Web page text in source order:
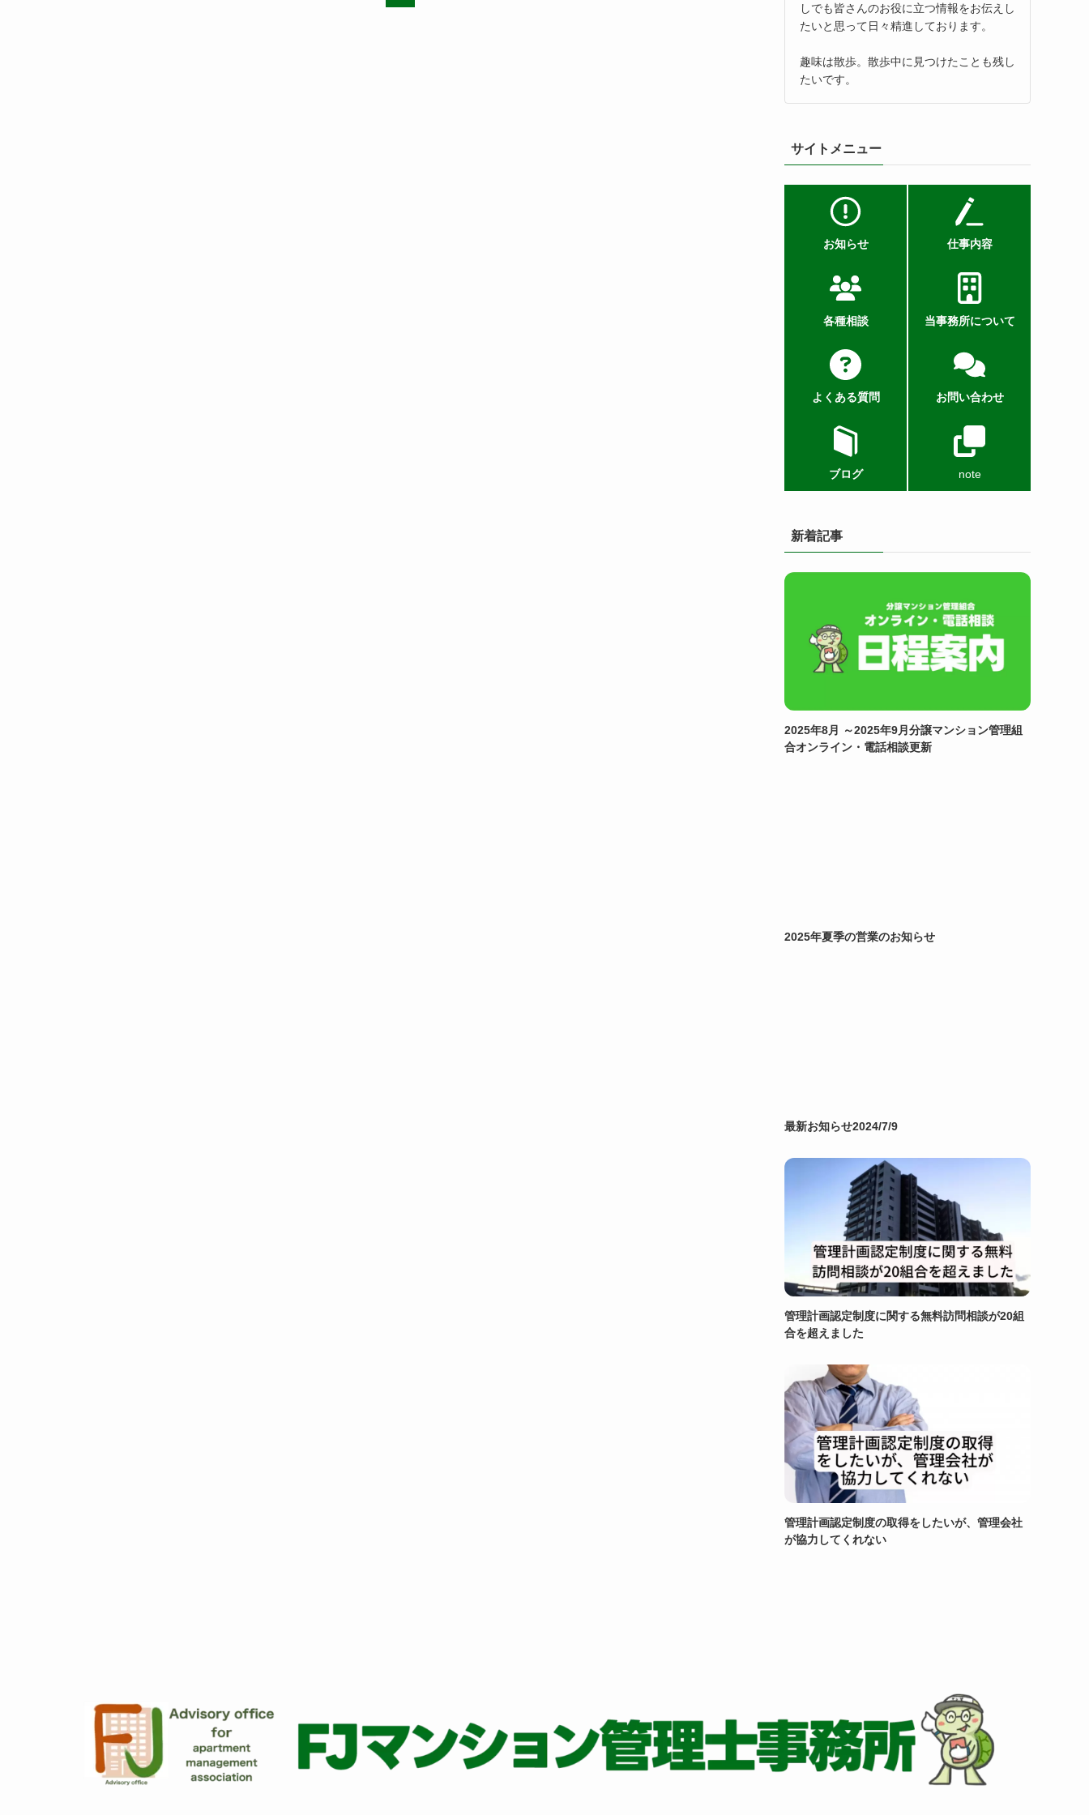
しでも皆さんのお役に立つ情報をお伝えし
たいと思って日々精進しております。
趣味は散歩。散歩中に見つけたことも残し
たいです。
サイトメニュー
お知らせ 仕事内容
各種相談 当事務所について
よくある質問 お問い合わせ
ブログ note
新着記事
2025年8月 ～2025年9月分譲マンション管理組
合オンライン・電話相談更新
2025年夏季の営業のお知らせ
最新お知らせ2024/7/9
管理計画認定制度に関する無料訪問相談が20組
合を超えました
管理計画認定制度の取得をしたいが、管理会社
が協力してくれない